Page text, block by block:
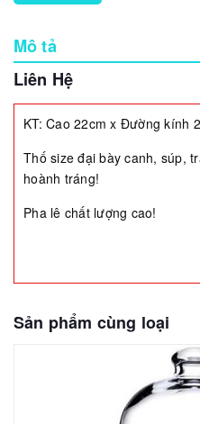
Mô tả
Liên Hệ
KT: Cao 22cm x Đường kính
Thố size đại bày canh, súp,
hoành tráng!
Pha lê chất lượng cao!
Sản phẩm cùng loại